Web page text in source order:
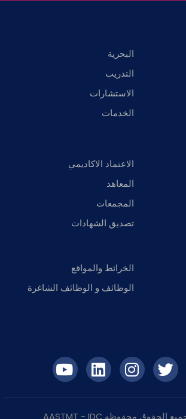
البحرية
التدريب
الاستشارات
الخدمات
الاعتماد الاكاديمي
المعاهد
المجمعات
تصديق الشهادات
الخرائط والمواقع
الوظائف و الوظائف الشاغرة
IDC
- AASTMT